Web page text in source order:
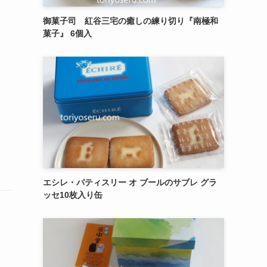
御菓子司 紅谷三宅の癒しの練り切り『南極和
菓子』 6個入
エシレ・パティスリー オ ブールのサブレ グラ
ッセ10枚入り缶